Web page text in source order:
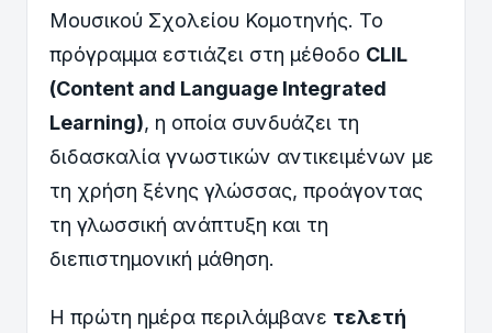
Μουσικού Σχολείου Κομοτηνής. Το
πρόγραμμα εστιάζει στη μέθοδο CLIL
(Content and Language Integrated
Learning), η οποία συνδυάζει τη
διδασκαλία γνωστικών αντικειμένων με
τη χρήση ξένης γλώσσας, προάγοντας
τη γλωσσική ανάπτυξη και τη
διεπιστημονική μάθηση.
Η πρώτη ημέρα περιλάμβανε τελετή